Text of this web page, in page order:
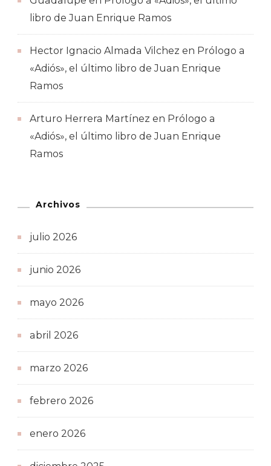
libro de Juan Enrique Ramos
Hector Ignacio Almada Vilchez en Prólogo a
«Adiós», el último libro de Juan Enrique
Ramos
Arturo Herrera Martínez en Prólogo a
«Adiós», el último libro de Juan Enrique
Ramos
Archivos
julio 2026
junio 2026
mayo 2026
abril 2026
marzo 2026
febrero 2026
enero 2026